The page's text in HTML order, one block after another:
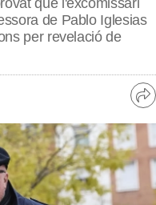
que l'excomissari
de Pablo Iglesias
per revelació de